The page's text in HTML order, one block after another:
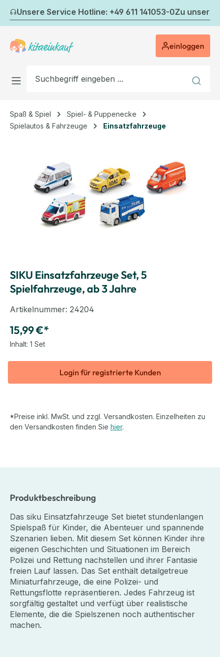
Zum Hauptinhalt springen
Unsere Service Hotline: +49 611 141053-0Zu
einloggen
Spaß & Spiel
Spiel- & Puppenecke
Spielautos & Fahrzeuge
Einsatzfahrzeuge
SIKU Einsatzfahrzeuge Set, 5
Spielfahrzeuge, ab 3 Jahre
Artikelnummer: 24204
15,99 €*
Inhalt: 1 Set
Login für registrierte Kunden
*Preise inkl. MwSt. und zzgl. Versandkosten. Einzelheiten zu
den Versandkosten finden Sie hier.
Produktbeschreibung
Das siku Einsatzfahrzeuge Set bietet stundenlangen
Spielspaß für Kinder, die Abenteuer und spannende
Szenarien lieben. Mit diesem Set können Kinder ihre
eigenen Geschichten und Situationen im Bereich
Polizei und Rettung nachstellen und ihrer Fantasie
freien Lauf lassen. Das Set enthält detailgetreue
Miniaturfahrzeuge, die eine Polizei- und
Rettungsflotte repräsentieren. Jedes Fahrzeug ist
sorgfältig gestaltet und verfügt über realistische
Elemente, die die Spielszenen noch authentischer
machen.